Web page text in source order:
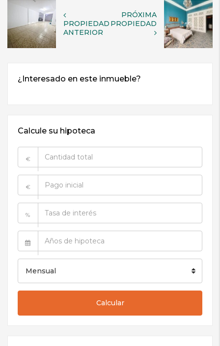
PROPIEDAD
ANTERIOR
PRÓXIMA
PROPIEDAD
Calcule su hipoteca
€
€
%
Mensual
Calcular